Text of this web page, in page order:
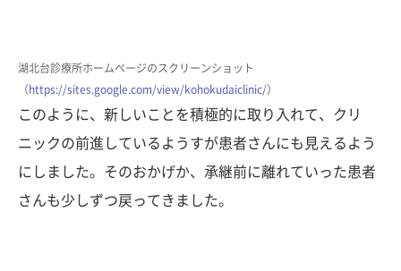
湖北台診療所ホームページのスクリーンショット
（ https://sites.google.com/view/kohokudaiclinic/）
このように、新しいことを積極的に取り入れて、クリ
ニックの前進しているようすが患者さんにも見えるよう
にしました。そのおかげか、承継前に離れていった患者
さんも少しずつ戻ってきました。